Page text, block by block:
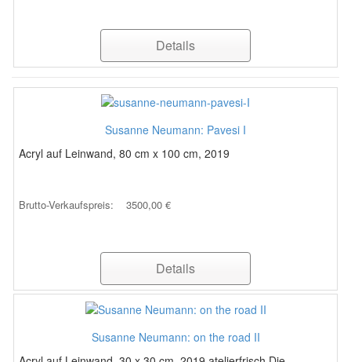
Details
Susanne Neumann: Pavesi I
Acryl auf Leinwand, 80 cm x 100 cm, 2019
Brutto-Verkaufspreis: 3500,00 €
Details
Susanne Neumann: on the road II